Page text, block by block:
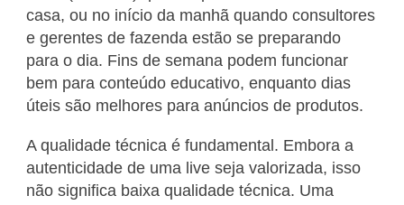
casa, ou no início da manhã quando consultores
e gerentes de fazenda estão se preparando
para o dia. Fins de semana podem funcionar
bem para conteúdo educativo, enquanto dias
úteis são melhores para anúncios de produtos.
A qualidade técnica é fundamental. Embora a
autenticidade de uma live seja valorizada, isso
não significa baixa qualidade técnica. Uma